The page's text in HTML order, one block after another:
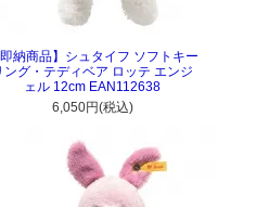
即納商品】シュタイフ ソフトキー
ング・テディベア ロッテ エンジ
ェル 12cm EAN112638
6,050円(税込)